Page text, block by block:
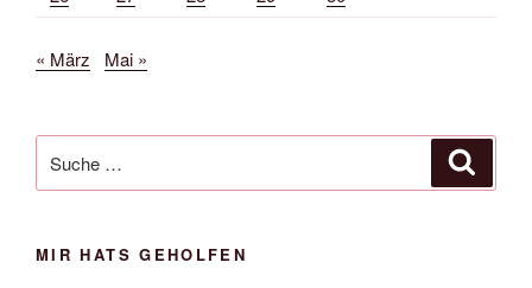
« März Mai »
nach:
MIR HATS GEHOLFEN